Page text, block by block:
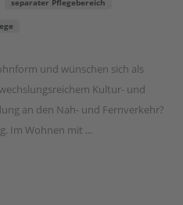
und wünschen sich als
Kultur- und
an den Nah- und Fernverkehr?
Im Wohnen mit ...